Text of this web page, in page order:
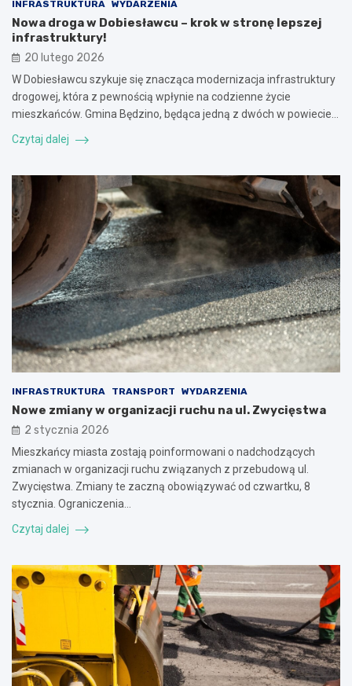
INFRASTRUKTURA WYDARZENIA
Nowa droga w Dobiesławcu – krok w stronę lepszej
infrastruktury!
20 lutego 2026
W Dobiesławcu szykuje się znacząca modernizacja infrastruktury
drogowej, która z pewnością wpłynie na codzienne życie
mieszkańców. Gmina Będzino, będąca jedną z dwóch w powiecie…
Czytaj dalej
INFRASTRUKTURA TRANSPORT WYDARZENIA
Nowe zmiany w organizacji ruchu na ul. Zwycięstwa
2 stycznia 2026
Mieszkańcy miasta zostają poinformowani o nadchodzących
zmianach w organizacji ruchu związanych z przebudową ul.
Zwycięstwa. Zmiany te zaczną obowiązywać od czwartku, 8
stycznia. Ograniczenia…
Czytaj dalej